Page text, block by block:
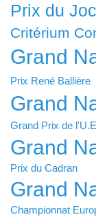
Prix du
Critérium
Grand
Prix René Ballière
Grand
Grand Prix de
Grand
Prix du Cadran
Grand
Championnat